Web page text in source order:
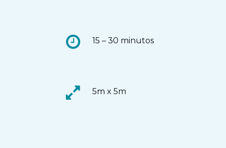
15 – 30 minutos
5m x 5m